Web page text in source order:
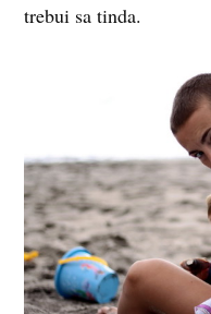
trebui sa tinda.